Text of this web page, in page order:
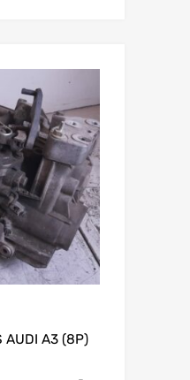
AUDI A3 (8P)